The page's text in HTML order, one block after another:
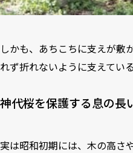
しかも、あちこちに支えが敷
れず折れないように支えてい
神代桜を保護する息の長
実は昭和初期には、木の高さ